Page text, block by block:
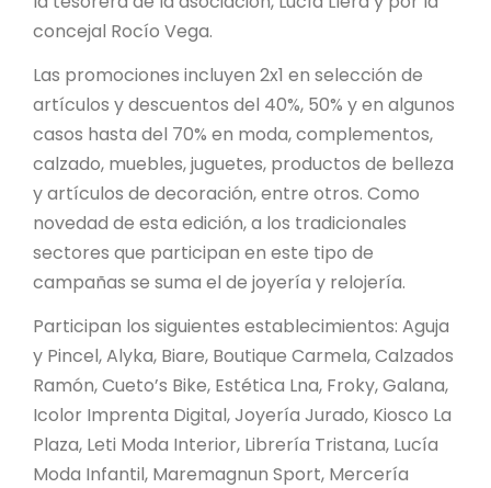
concejal Rocío Vega.
Las promociones incluyen 2x1 en selección de
artículos y descuentos del 40%, 50% y en algunos
casos hasta del 70% en moda, complementos,
calzado, muebles, juguetes, productos de belleza
y artículos de decoración, entre otros. Como
novedad de esta edición, a los tradicionales
sectores que participan en este tipo de
campañas se suma el de joyería y relojería.
Participan los siguientes establecimientos: Aguja
y Pincel, Alyka, Biare, Boutique Carmela, Calzados
Ramón, Cueto’s Bike, Estética Lna, Froky, Galana,
Icolor Imprenta Digital, Joyería Jurado, Kiosco La
Plaza, Leti Moda Interior, Librería Tristana, Lucía
Moda Infantil, Maremagnun Sport, Mercería